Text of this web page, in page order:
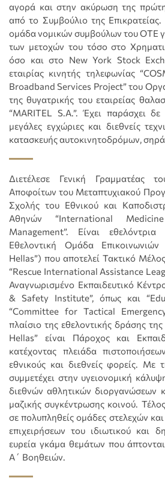
αγορά και στην ακύρωση της
από το Συμβούλιο της Επικρατείας.
ομάδα νομικών συμβούλων του ΟΤΕ
των μετοχών του τόσο στο
όσο και στο New York Stock
εταιρίας κινητής τηλεφωνίας
Broadband Services Project” του
της θυγατρικής του εταιρείας
“MARITEL S.A.”. Έχει παράσχει δε
μεγάλες εγχώριες και διεθνείς
κατασκευής αυτοκινητοδρόμων,
Διετέλεσε Γενική Γραμματέας
Αποφοίτων του Μεταπτυχιακού
Σχολής του Εθνικού και
Αθηνών “International
Management”. Eίναι
Εθελοντική Ομάδα
Hellas”) που αποτελεί Τακτικό
“Rescue International Assistance
Αναγνωρισμένο Εκπαιδευτικό
& Safety Institute”, όπως και
“Committee for Tactical
πλαίσιο της εθελοντικής δράσης
Hellas” είναι Πάροχος και
κατέχοντας πλειάδα
εθνικούς και διεθνείς φορείς. Με
συμμετέχει στην υγειονομική
διεθνών αθλητικών διοργανώσεων
μαζικής συγκέντρωσης κοινού.
σε πολυπληθείς ομάδες στελεχών
επιχειρήσεων του ιδιωτικού και
ευρεία γκάμα θεμάτων που
Α΄ Βοηθειών.